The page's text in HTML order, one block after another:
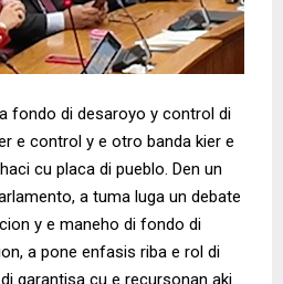
fondo di desaroyo y control di
e control y e otro banda kier e
cu placa di pueblo. Den un
a tuma luga un debate
y e maneho di fondo di
a pone enfasis riba e rol di
garantisa cu e recursonan aki